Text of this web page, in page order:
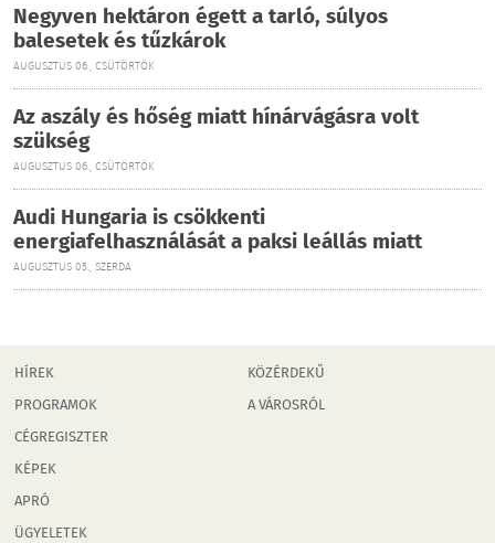
Negyven hektáron égett a tarló, súlyos
balesetek és tűzkárok
AUGUSZTUS 06., CSÜTÖRTÖK
Az aszály és hőség miatt hínárvágásra volt
szükség
AUGUSZTUS 06., CSÜTÖRTÖK
Audi Hungaria is csökkenti
energiafelhasználását a paksi leállás miatt
AUGUSZTUS 05., SZERDA
HÍREK
PROGRAMOK
CÉGREGISZTER
KÉPEK
APRÓ
ÜGYELETEK
KÖZÉRDEKŰ
A VÁROSRÓL